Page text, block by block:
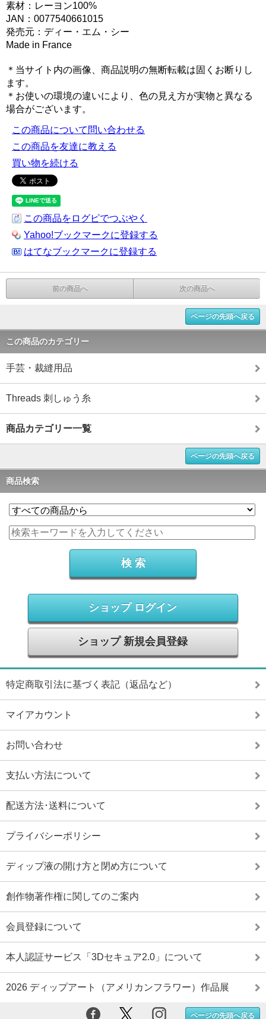
素材：レーヨン100%
JAN：0077540661015
発売元：ディー・エム・シー
Made in France
＊当サイト内の画像、商品説明の無断転載は固くお断りし
ます。
＊お使いの環境の違いにより、色の見え方が実物と異なる
場合がございます。
この商品について問い合わせる
この商品を友達に教える
買い物を続ける
この商品をログピでつぶやく
Yahoo!ブックマークに登録する
はてなブックマークに登録する
前の商品へ 次の商品へ
ページの先頭へ戻る
この商品のカテゴリー
手芸・裁縫用品
Threads 刺しゅう糸
商品カテゴリー一覧
ページの先頭へ戻る
商品検索
ショップ ログイン
ショップ 新規会員登録
特定商取引法に基づく表記（返品など）
マイアカウント
お問い合わせ
支払い方法について
配送方法･送料について
プライバシーポリシー
ディップ液の開け方と閉め方について
創作物著作権に関してのご案内
会員登録について
本人認証サービス「3Dセキュア2.0」について
2026 ディップアート（アメリカンフラワー）作品展
ページの先頭へ戻る